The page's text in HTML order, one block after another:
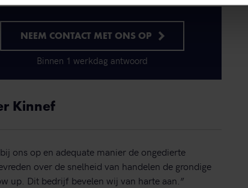
NEEM CONTACT MET ONS OP
Binnen 1 werkdag antwoord
Kinnef
ons op en adequate manier de ongedierte
over de snelheid van handelen de grondige
up. Dit bedrijf bevelen wij van harte aan.”